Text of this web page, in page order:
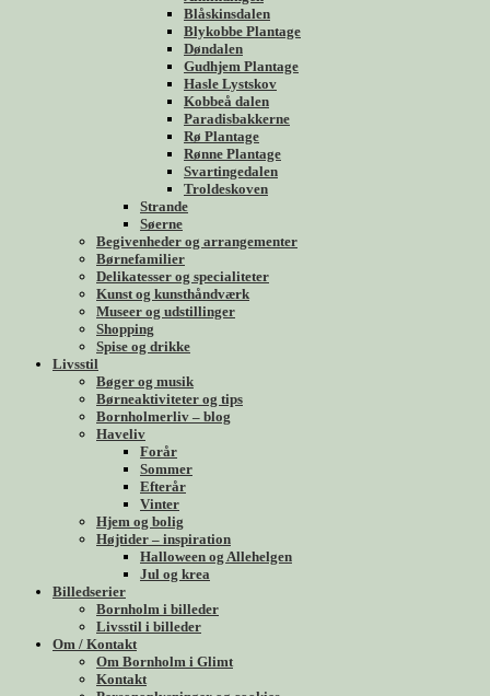
Blåskinsdalen
Blykobbe Plantage
Døndalen
Gudhjem Plantage
Hasle Lystskov
Kobbeå dalen
Paradisbakkerne
Rø Plantage
Rønne Plantage
Svartingedalen
Troldeskoven
Strande
Søerne
Begivenheder og arrangementer
Børnefamilier
Delikatesser og specialiteter
Kunst og kunsthåndværk
Museer og udstillinger
Shopping
Spise og drikke
Livsstil
Bøger og musik
Børneaktiviteter og tips
Bornholmerliv – blog
Haveliv
Forår
Sommer
Efterår
Vinter
Hjem og bolig
Højtider – inspiration
Halloween og Allehelgen
Jul og krea
Billedserier
Bornholm i billeder
Livsstil i billeder
Om / Kontakt
Om Bornholm i Glimt
Kontakt